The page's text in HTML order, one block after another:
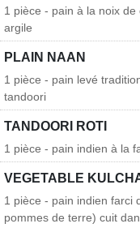
1 pièce - pain à la noix
argile
PLAIN NAAN
1 pièce - pain levé
tandoori
TANDOORI ROTI
1 pièce - pain indien à la
VEGETABLE
1 pièce - pain indien farci
pommes de terre) cuit